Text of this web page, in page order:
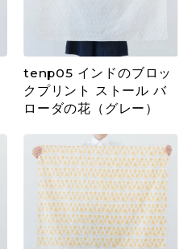
tenp05 インドのブロッ
クプリント ストール バ
ローダの花（グレー）